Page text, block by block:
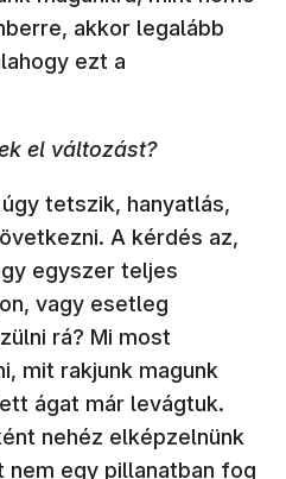
akkor legalább
ezt a
el változást?
tetszik, hanyatlás,
A kérdés az,
egyszer teljes
vagy esetleg
rá? Mi most
mit rakjunk magunk
ágat már levágtuk.
nehéz elképzelnünk
egy pillanatban fog